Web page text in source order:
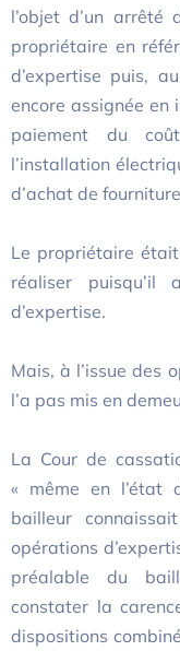
l’objet d’un
propriétaire en
d’expertise puis,
encore assignée en
paiement du
l’installation
d’achat de
Le propriétaire
réaliser
d’expertise.
Mais, à l’issue des
l’a pas mis en
La Cour de
« même en l’état
bailleur
opérations
préalable du
constater la
dispositions